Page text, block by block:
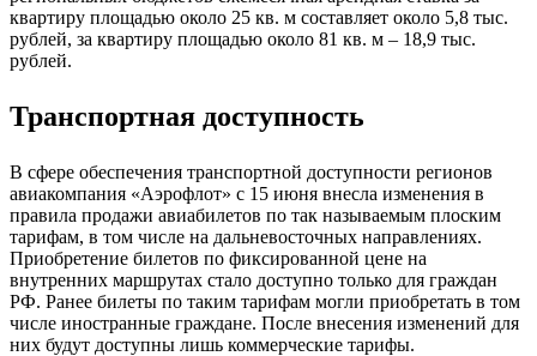
квартиру площадью около 25 кв. м составляет около 5,8 тыс.
рублей, за квартиру площадью около 81 кв. м – 18,9 тыс.
рублей.
Транспортная доступность
В сфере обеспечения транспортной доступности регионов
авиакомпания «Аэрофлот» с 15 июня внесла изменения в
правила продажи авиабилетов по так называемым плоским
тарифам, в том числе на дальневосточных направлениях.
Приобретение билетов по фиксированной цене на
внутренних маршрутах стало доступно только для граждан
РФ. Ранее билеты по таким тарифам могли приобретать в том
числе иностранные граждане. После внесения изменений для
них будут доступны лишь коммерческие тарифы.